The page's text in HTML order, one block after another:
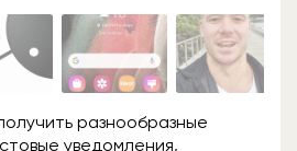
разнообразные
уведомления,